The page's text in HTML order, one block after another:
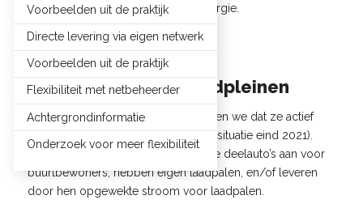
van leveren van zelf opgewekte energie.
Solar carports en laadpleinen
Van ten minste50 coöperaties
weten we dat ze actief
bezig zijn met duurzame mobiliteit (situatie eind 2021).
Deze coöperaties bieden elektrische deelauto’s aan voor
buurtbewoners, hebben eigen laadpalen, en/of leveren
door hen opgewekte stroom voor laadpalen.
Voorbeelden uit de praktijk
Directe levering via eigen netwerk
Voorbeelden uit de praktijk
Flexibiliteit met netbeheerder
Achtergrondinformatie
Onderzoek voor meer flexibiliteit